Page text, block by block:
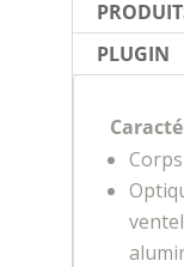
PLUGIN